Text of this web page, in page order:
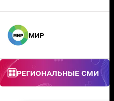
МИР
Региональные СМИ